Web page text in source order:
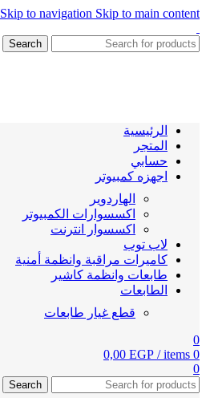
Skip to navigation Skip to main content
Search
الرئيسية
المتجر
حسابي
اجهزه كمبيوتر
الهاردوير
اكسسوارات الكمبيوتر
اكسسوار انترنت
لاب توب
كاميرات مراقبة وانظمة أمنية
طابعات وانظمة كاشير
الطابعات
قطع غيار طابعات
0
0
items
/
0,00 EGP
0
Search